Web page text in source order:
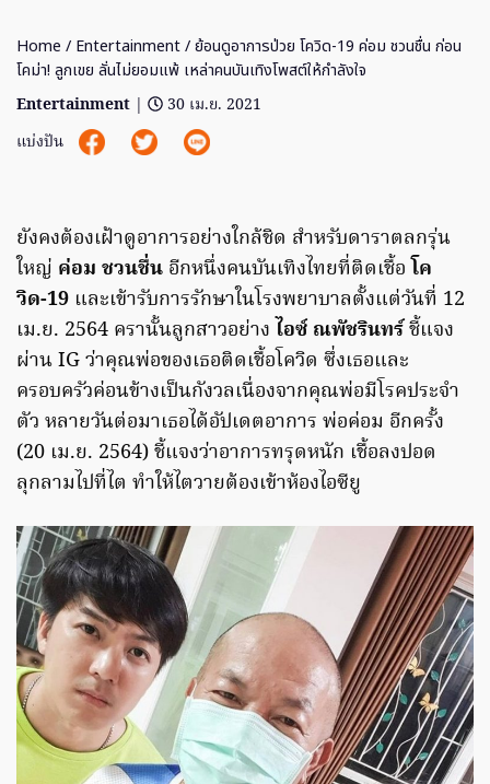
Home / Entertainment/ ย้อนดูอาการป่วย โควิด-19 ค่อม ชวนชื่น ก่อน
โคม่า! ลูกเขย ลั่นไม่ยอมแพ้ เหล่าคนบันเทิงโพสต์ให้กำลังใจ
Entertainment |
30 เม.ย. 2021
แบ่งปัน
ยังคงต้องเฝ้าดูอาการอย่างใกล้ชิด สำหรับดาราตลกรุ่น
ใหญ่ ค่อม ชวนชื่น อีกหนึ่งคนบันเทิงไทยที่ติดเชื้อโค
วิด-19 และเข้ารับการรักษาในโรงพยาบาลตั้งแต่วันที่ 12
เม.ย. 2564 ครานั้นลูกสาวอย่าง ไอซ์ ณพัชรินทร์ชี้แจง
ผ่าน IG ว่าคุณพ่อของเธอติดเชื้อโควิด ซึ่งเธอและ
ครอบครัวค่อนข้างเป็นกังวลเนื่องจากคุณพ่อมีโรคประจำ
ตัว หลายวันต่อมาเธอได้อัปเดตอาการ พ่อค่อม อีกครั้ง
(20 เม.ย. 2564) ชี้แจงว่าอาการทรุดหนัก เชื้อลงปอด
ลุกลามไปที่ไต ทำให้ไตวายต้องเข้าห้องไอซียู